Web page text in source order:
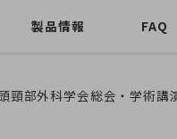
製品情報 FAQ
頸部外科学会総会・学術講